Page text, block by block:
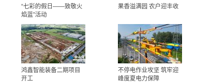
“七彩的假日——致敬火
焰蓝”活动
果香溢满园 农户迎丰收
鸿鑫智能装备二期项目
开工
不停电作业攻坚 筑牢迎
峰度夏电力保障